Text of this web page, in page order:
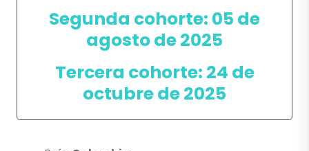
Segunda cohorte: 05 de
agosto de 2025
Tercera cohorte: 24 de
octubre de 2025